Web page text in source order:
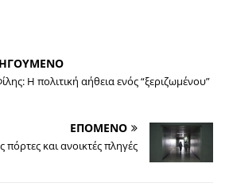
Η πολιτική αήθεια ενός “ξεριζωμένου”
ΕΠΟΜΕΝΟ
πόρτες και ανοικτές πληγές